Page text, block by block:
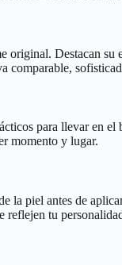
original. Destacan
comparable,
para llevar en el
momento y lugar.
la piel antes de
tu